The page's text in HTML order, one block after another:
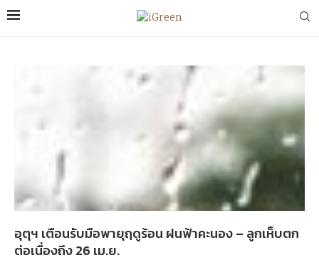
อุตุฯ เตือนรับมือพายุฤดูร้อน ฝนฟ้าคะนอง – ลูกเห็บตก
ต่อเนื่องถึง 26 เม.ย.